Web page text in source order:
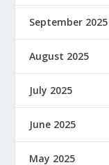
September 2025
August 2025
July 2025
June 2025
May 2025